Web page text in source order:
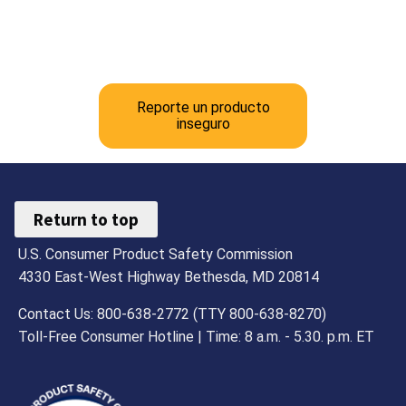
Reporte un producto
inseguro
Return to top
U.S. Consumer Product Safety Commission
4330 East-West Highway Bethesda, MD 20814
Contact Us: 800-638-2772 (TTY 800-638-8270)
Toll-Free Consumer Hotline | Time: 8 a.m. - 5.30. p.m. ET